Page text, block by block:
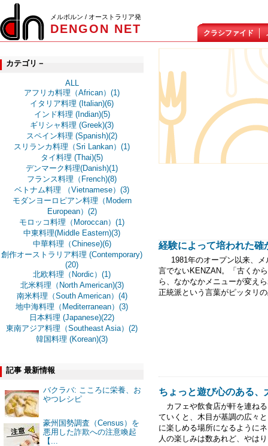
メルボルン / オーストラリア発
DENGON NET クラシファイド
カテゴリ－
ALL
アフリカ料理（African）(1)
イタリア料理 (Italian)(6)
インド料理 (Indian)(5)
ギリシャ料理 (Greek)(3)
スペイン料理 (Spanish)(2)
スリランカ料理（Sri Lankan）(1)
タイ料理 (Thai)(5)
デンマーク料理(Danish)(1)
フランス料理（French)(8)
ベトナム料理 （Vietnamese）(3)
モダンヨーロピアン料理（Modern
European）(2)
モロッコ料理（Moroccan）(1)
中東料理(Middle Eastern)(3)
中華料理（Chinese)(6)
創作オーストラリア料理 (Contemporary)
(20)
北欧料理（Nordic）(1)
北米料理（North American)(3)
南米料理（South American）(4)
地中海料理（Mediterranean）(3)
日本料理 (Japanese)(22)
東南アジア料理（Southeast Asia）(2)
韓国料理 (Korean)(3)
記事 最新情報
バクラバ: こころに栄養、お
やつレシピ
豪州国勢調査（Census）を
悪用した詐欺への注意喚起
【...
経験によって培われた
1981年のオープン以来、メ
言でないKENZAN。「古くか
ら、なかなかメニューが変え
正統派という言葉がピッタリ
ちょっと遊び心のある
カフェや飲食店が軒を連ね
ていくと、木目が基調の広々
に楽しめる場所になるように
人の楽しみは数あれど、やは